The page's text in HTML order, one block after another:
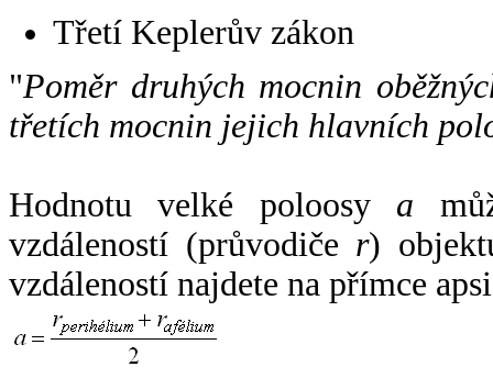
Třetí Keplerův zákon
"Poměr druhých mocnin
třetích mocnin jejich hlavních
Hodnotu velké poloosy a
vzdáleností (průvodiče r)
vzdáleností najdete na přímce